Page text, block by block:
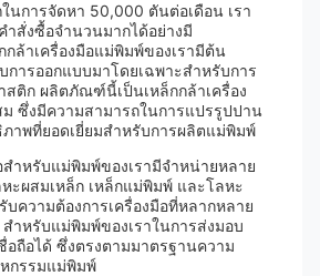
นการจัดหา 50,000 ตันต่อเดือน เรา
ำสั่งซื้อจำนวนมากได้อย่างมี
ล้าเครื่องมือแม่พิมพ์ของเรามีต้น
การออกแบบมาโดยเฉพาะสำหรับการ
ติก ผลิตภัณฑ์นี้เป็นเหล็กกล้าเครื่อง
ซึ่งมีความสามารถในการแปรรูปปาน
าพที่ยอดเยี่ยมสำหรับการผลิตแม่พิมพ์
สำหรับแม่พิมพ์ของเรามีจำหน่ายหลาย
ะผสมเหล็ก เหล็กแม่พิมพ์ และโลหะ
บความต้องการเครื่องมือที่หลากหลาย
สำหรับแม่พิมพ์ของเราในการส่งมอบ
ถือได้ ซึ่งตรงตามมาตรฐานความ
กรรมแม่พิมพ์